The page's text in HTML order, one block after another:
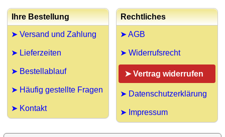
Ihre Bestellung
➤ Versand und Zahlung
➤ Lieferzeiten
➤ Bestellablauf
➤ Häufig gestellte Fragen
➤ Kontakt
Rechtliches
➤ AGB
➤ Widerrufsrecht
➤ Vertrag widerrufen
➤ Datenschutzerklärung
➤ Impressum